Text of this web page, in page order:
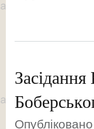
Засідання
Опубліковано